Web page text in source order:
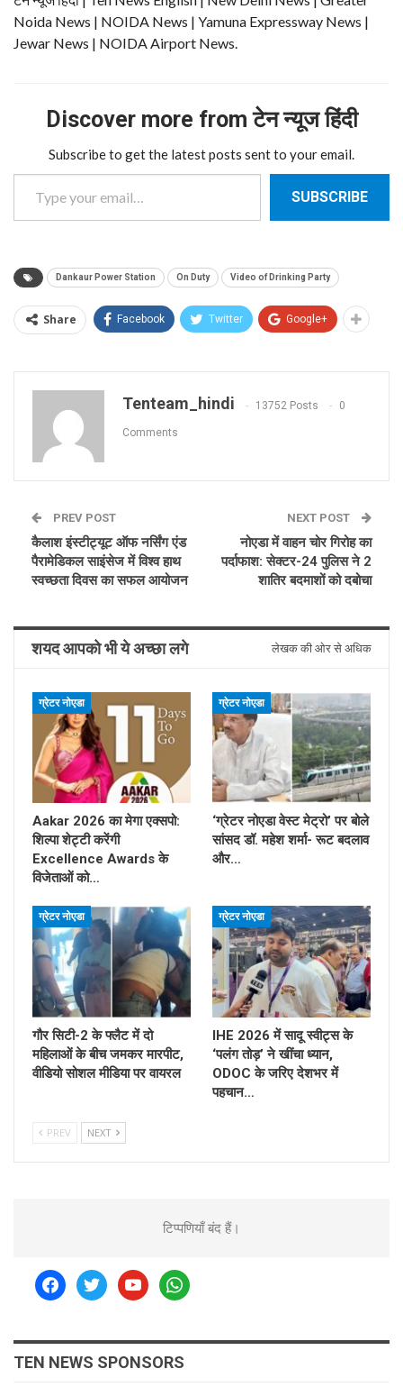
Noida News | NOIDA News | Yamuna Expressway News |
Jewar News | NOIDA Airport News.
Discover more from टेन न्यूज हिंदी
Subscribe to get the latest posts sent to your email.
Type your email…
SUBSCRIBE
Dankaur Power Station On Duty Video of Drinking Party
Share Facebook Twitter Google+
Tenteam_hindi 13752 Posts 0
Comments
PREV POST
कैलाश इंस्टीट्यूट ऑफ नर्सिंग एंड
पैरामेडिकल साइंसेज में विश्व हाथ
स्वच्छता दिवस का सफल आयोजन
NEXT POST
नोएडा में वाहन चोर गिरोह का
पर्दाफाश: सेक्टर-24 पुलिस ने 2
शातिर बदमाशों को दबोचा
शयद आपको भी ये अच्छा लगे लेखक की ओर से अधिक
ग्रेटर नोएडा
Aakar 2026 का मेगा एक्सपो:
शिल्पा शेट्टी करेंगी
Excellence Awards के
विजेताओं को…
ग्रेटर नोएडा
‘ग्रेटर नोएडा वेस्ट मेट्रो’ पर बोले
सांसद डॉ. महेश शर्मा- रूट बदलाव
और…
ग्रेटर नोएडा
गौर सिटी-2 के फ्लैट में दो
महिलाओं के बीच जमकर मारपीट,
वीडियो सोशल मीडिया पर वायरल
ग्रेटर नोएडा
IHE 2026 में सादू स्वीट्स के
‘पलंग तोड़’ ने खींचा ध्यान,
ODOC के जरिए देशभर में
पहचान…
PREV NEXT
टिप्पणियाँ बंद हैं।
facebooktwitteryoutubewhatsapp
TEN NEWS SPONSORS